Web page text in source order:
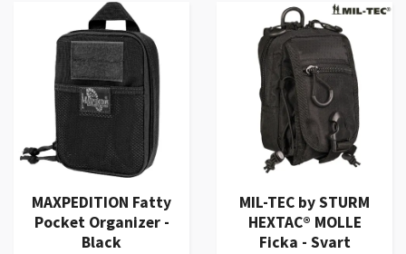
MAXPEDITION Fatty
Pocket Organizer -
Black
MIL-TEC by STURM
HEXTAC® MOLLE
Ficka - Svart